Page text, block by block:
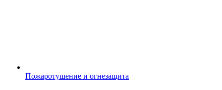
Пожаротушение и огнезащита